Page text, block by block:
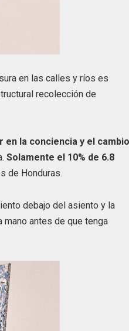
en las calles y ríos es
recolección de
la conciencia y el
Solamente el 10% de 6.8
de Honduras.
debajo del asiento y la
antes de que tenga